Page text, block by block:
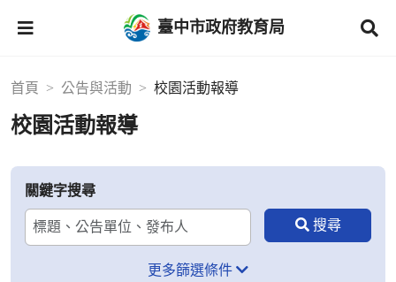
臺中市政府教育局
首頁 公告與活動 校園活動報導
校園活動報導
關鍵字搜尋
更多篩選條件